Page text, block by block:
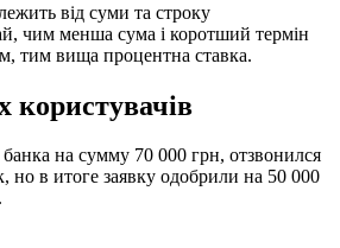
від суми та строку
чим менша сума і коротший термін
тим вища процентна ставка.
користувачів
на сумму 70 000 грн, отзвонился
в итоге заявку одобрили на 50 000